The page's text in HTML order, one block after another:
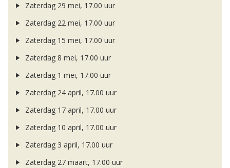
Zaterdag 29 mei, 17.00 uur
Zaterdag 22 mei, 17.00 uur
Zaterdag 15 mei, 17.00 uur
Zaterdag 8 mei, 17.00 uur
Zaterdag 1 mei, 17.00 uur
Zaterdag 24 april, 17.00 uur
Zaterdag 17 april, 17.00 uur
Zaterdag 10 april, 17.00 uur
Zaterdag 3 april, 17.00 uur
Zaterdag 27 maart, 17.00 uur